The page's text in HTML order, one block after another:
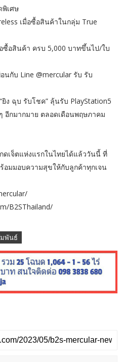
เศษ
เมื่อซื้อสินค้าในกลุ่ม True
ซื้อสินค้า ครบ 5,000 บาทขึ้นไป/ใบ
นกับ Line @mercular รับ รับ
ง ฉุบ รับโชค” ลุ้นรับ PlayStation5
อีกมากมาย ตลอดเดือนพฤษภาคม
ดเจ็ตแห่งแรกในไทยได้แล้ววันนี้ ที่
อมมอบความสุขให้กับลูกค้าทุกเจน
B2SThailand/
พันธ์